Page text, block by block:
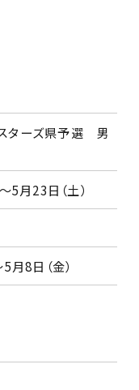
ターズ県予選 男
5月23日（土）
月8日（金）